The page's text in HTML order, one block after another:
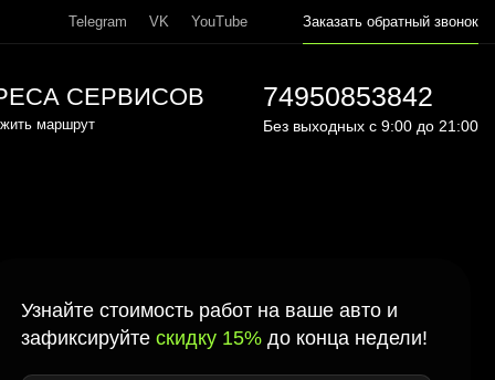
Telegram VK YouTube Заказать обратный звонок
СЕРВИСОВ
маршрут
74950853842
Без выходных с 9:00 до 21:00
Узнайте стоимость работ на ваше авто и
зафиксируйте скидку 15% до конца недели!